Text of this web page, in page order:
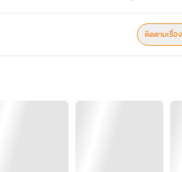
ติดตามเรื่อ